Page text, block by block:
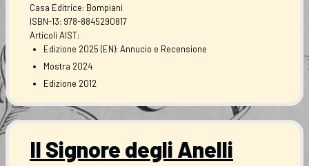
Casa Editrice: Bompiani
ISBN-13: 978-8845290817
Articoli AIST:
Edizione 2025 (EN): Annucio e Recensione
Mostra 2024
Edizione 2012
Il Signore degli Anelli